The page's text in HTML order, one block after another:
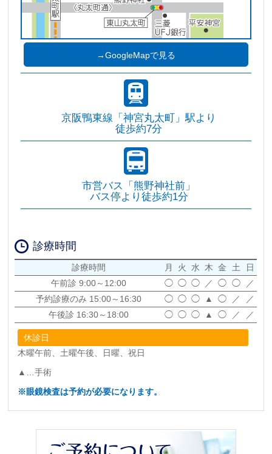
→GoogleMapで見る
京阪鴨東線「神宮丸太町」駅より
徒歩約7分
市営バス「熊野神社前」
バス停より徒歩約1分
診療時間
診療時間 月 火 水 木 金 土
日
午前診 9:00～12:00 ◯ ◯ ◯ ／ ◯ ◯
／
予約診療のみ 15:00～16:30 ◯ ◯ ◯ ▲ ◯ ／
／
午後診 16:30～18:00 ◯ ◯ ◯ ▲ ◯ ／ ／
休診日
木曜午前、土曜午後、日曜、祝日
▲…手術
※眼鏡検査は予約が必要になります。